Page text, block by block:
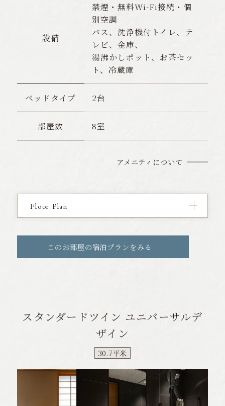
設備
禁煙・無料Wi-Fi接続・個
別空調
バス、洗浄機付トイレ、テ
レビ、金庫、
湯沸かしポット、お茶セッ
ト、冷蔵庫
ベッドタイプ 2台
部屋数 8室
アメニティについて
Floor Plan
このお部屋の宿泊プランをみる
スタンダードツイン ユニバーサルデ
ザイン
30.7平米